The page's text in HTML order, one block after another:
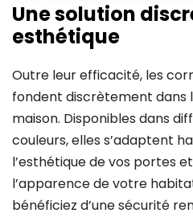
Une solution
esthétique
Outre leur efficacité, les
fondent discrètement dans
maison. Disponibles dans
couleurs, elles s’adaptent
l’esthétique de vos portes
l’apparence de votre
bénéficiez d’une sécurité